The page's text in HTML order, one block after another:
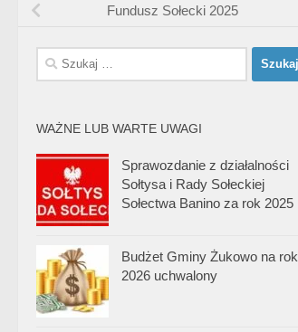
Fundusz Sołecki 2025
Szukaj:
WAŻNE LUB WARTE UWAGI
Sprawozdanie z działalności
Sołtysa i Rady Sołeckiej
Sołectwa Banino za rok 2025
Budżet Gminy Żukowo na rok
2026 uchwalony